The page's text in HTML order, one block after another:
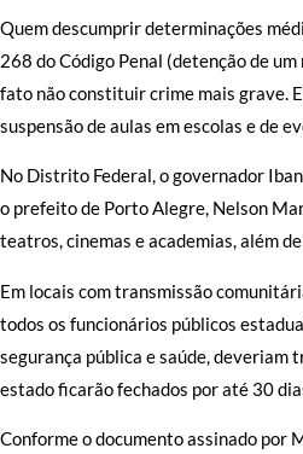
Quem descumprir determinações
268 do Código Penal (detenção de
fato não constituir crime mais grave.
suspensão de aulas em escolas e de
No Distrito Federal, o governador
o prefeito de Porto Alegre, Nelson
teatros, cinemas e academias, além
Em locais com transmissão
todos os funcionários públicos
segurança pública e saúde, deveriam
estado ficarão fechados por até 30
Conforme o documento assinado por